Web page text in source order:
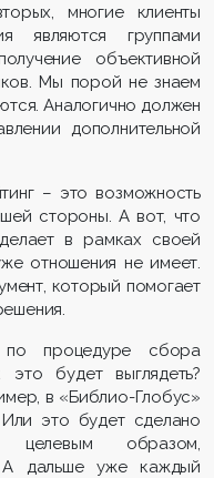
многие клиенты
являются группами
объективной
Мы порой не знаем
Аналогично должен
дополнительной
– это возможность
стороны. А вот, что
в рамках своей
отношения не имеет.
который помогает
процедуре сбора
будет выглядеть?
в «Библио-Глобус»
это будет сделано
образом,
А дальше уже каждый